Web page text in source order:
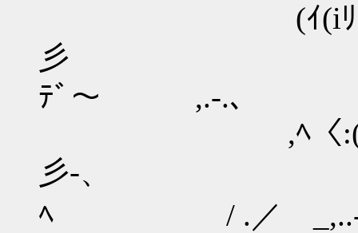
(ｲ(iﾘ､ﾟ
彡 ﾅ･ﾅ
ﾃﾞ～ ,.-.、
,ﾍ〈:(つ
彡-
ﾍ / .／ _,..-